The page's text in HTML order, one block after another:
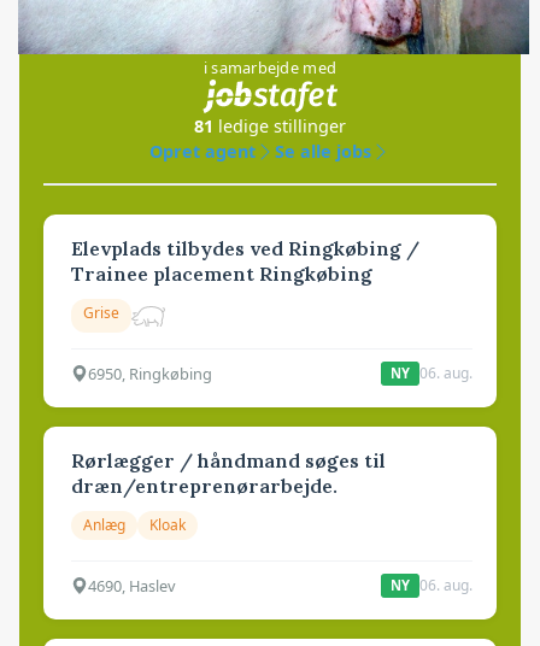
Jobs
i samarbejde med
81 ledige stillinger
Opret agent
Se alle jobs
Elevplads tilbydes ved Ringkøbing /
Trainee placement Ringkøbing
Grise
6950, Ringkøbing NY 06. aug.
Rørlægger / håndmand søges til
dræn/entreprenørarbejde.
Anlæg Kloak
4690, Haslev NY 06. aug.